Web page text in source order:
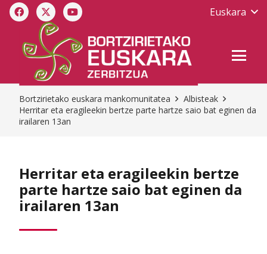
Euskara
Bortzirietako euskara mankomunitatea
Albisteak
Herritar eta eragileekin bertze parte hartze saio bat eginen da
irailaren 13an
Herritar eta eragileekin bertze
parte hartze saio bat eginen da
irailaren 13an